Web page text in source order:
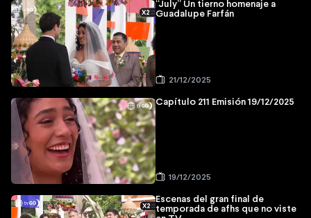
“July” Un tierno homenaje a
Guadalupe Farfán
21/12/2025
Capítulo 211 Emisión 19/12/2025
19/12/2025
Escenas del gran final de
temporada de afhs que no viste